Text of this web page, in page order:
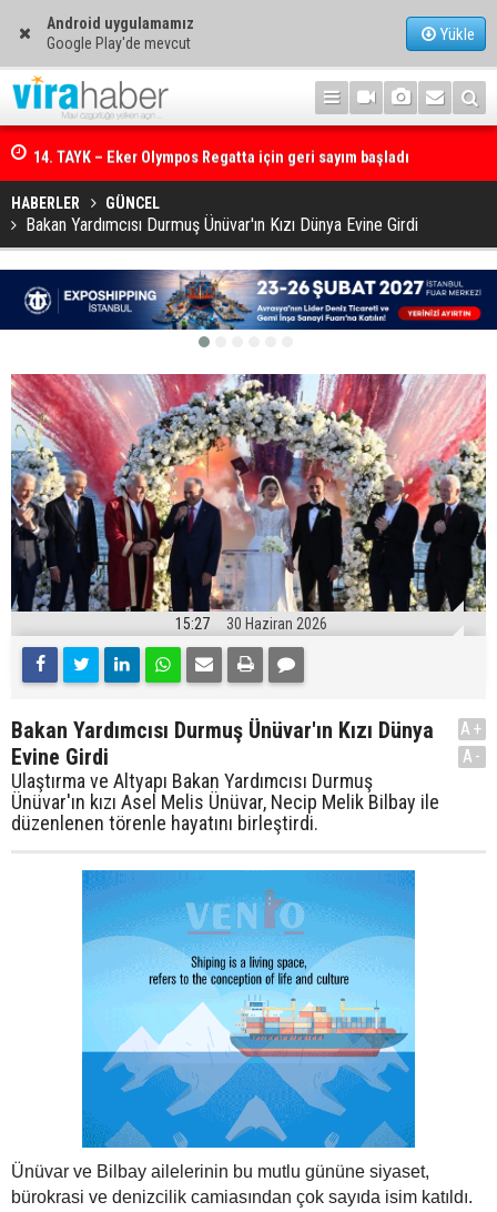
Android uygulamamız
Google Play'de mevcut
Yükle
14. TAYK – Eker Olympos Regatta için geri sayım başladı
HABERLER GÜNCEL
Bakan Yardımcısı Durmuş Ünüvar'ın Kızı Dünya Evine Girdi
15:27 30 Haziran 2026
Bakan Yardımcısı Durmuş Ünüvar'ın Kızı Dünya
Evine Girdi
Ulaştırma ve Altyapı Bakan Yardımcısı Durmuş
Ünüvar'ın kızı Asel Melis Ünüvar, Necip Melik Bilbay ile
düzenlenen törenle hayatını birleştirdi.
A+
A-
Ünüvar ve Bilbay ailelerinin bu mutlu gününe siyaset,
bürokrasi ve denizcilik camiasından çok sayıda isim katıldı.